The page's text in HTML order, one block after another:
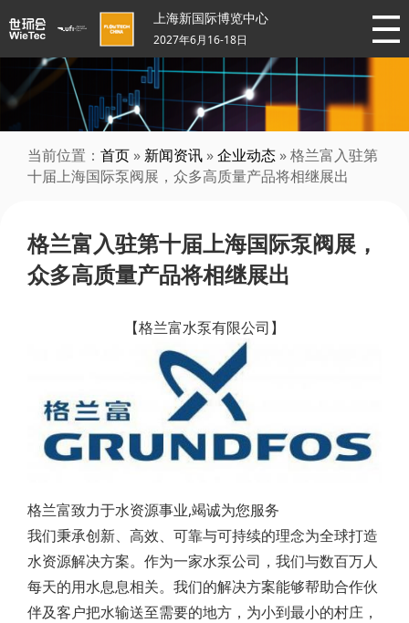
上海新国际博览中心
2027年6月16-18日
当前位置： 首页 » 新闻资讯 »企业动态 » 格兰富入驻第
十届上海国际泵阀展，众多高质量产品将相继展出
格兰富入驻第十届上海国际泵阀展，
众多高质量产品将相继展出
【格兰富水泵有限公司】
格兰富致力于水资源事业,竭诚为您服务
我们秉承创新、高效、可靠与可持续的理念为全球打造
水资源解决方案。作为一家水泵公司，我们与数百万人
每天的用水息息相关。我们的解决方案能够帮助合作伙
伴及客户把水输送至需要的地方，为小到最小的村庄，